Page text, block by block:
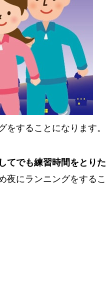
することになります。
てでも練習時間をとりた
夜にランニングをするこ